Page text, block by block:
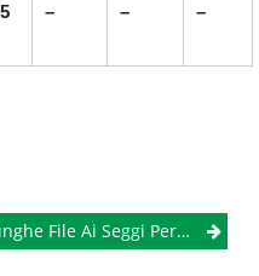
– – –
Ai Seggi Per Il Tagliando Antifrode. Due Elettori Denunciati Per Aver Fotografato Il Voto